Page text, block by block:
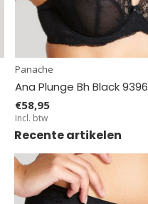
Panache
Ana Plunge Bh Black 9396
€58,95
Incl. btw
Recente artikelen